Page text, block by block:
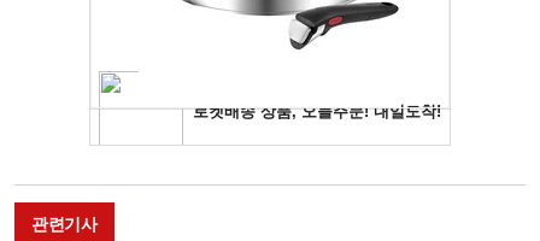
관련기사